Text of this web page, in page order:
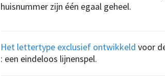
huisnummer zijn één egaal geheel.
Het lettertype exclusief ontwikkeld voor
: een eindeloos lijnenspel.